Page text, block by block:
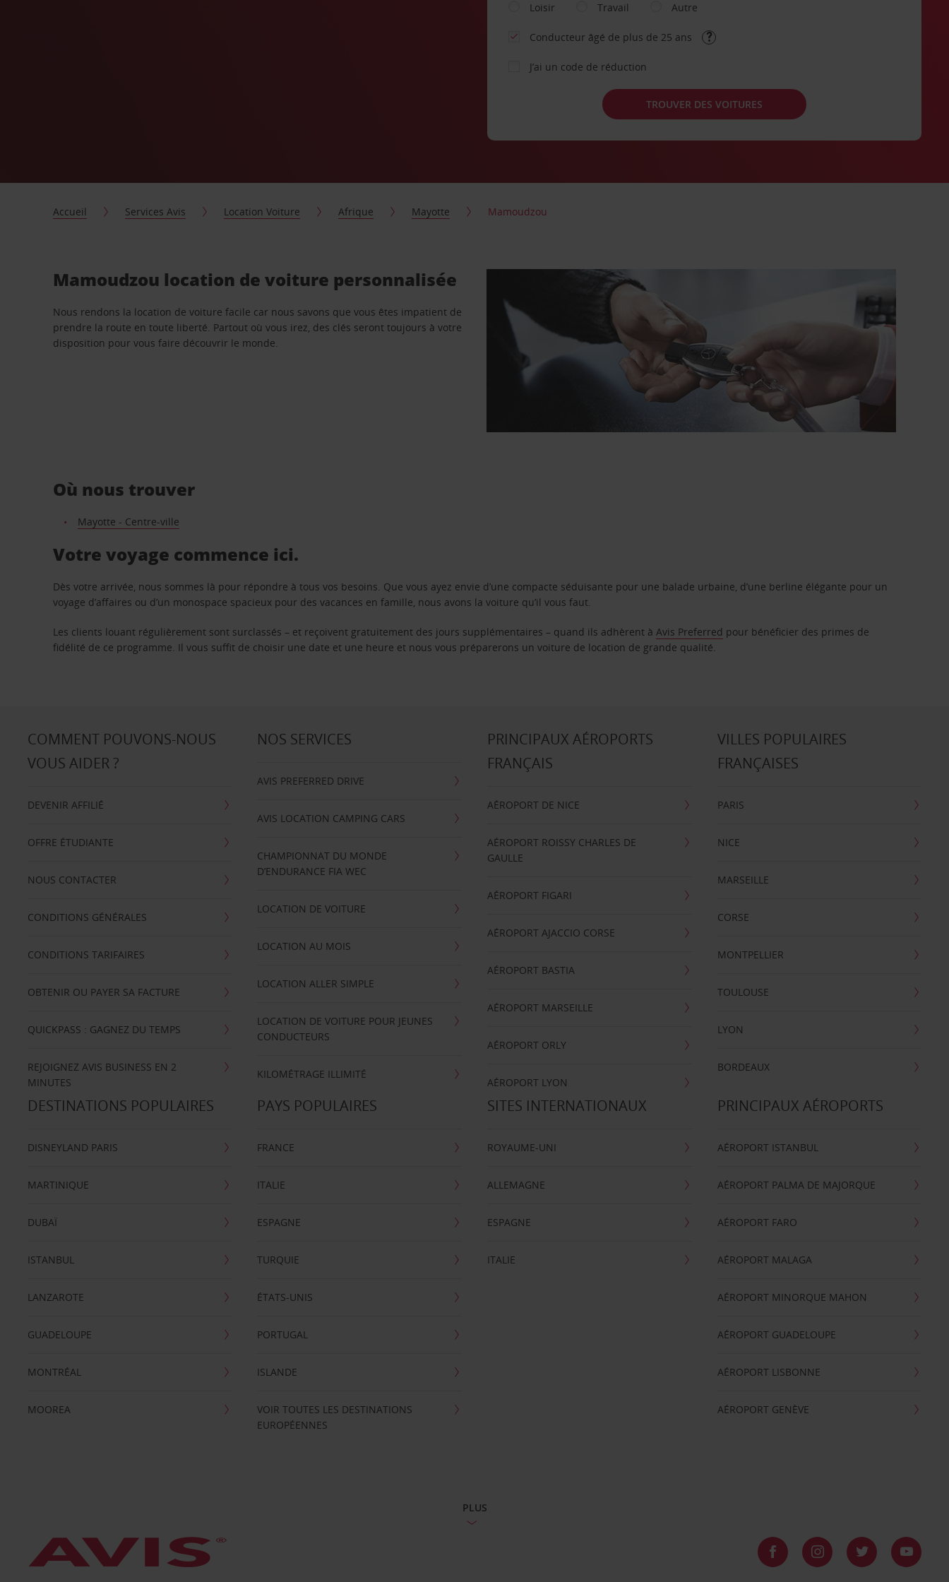
Loisir
Travail Autre
Conducteur âgé de plus de 25 ans
J’ai un code de réduction
TROUVER DES VOITURES
Accueil Services Avis Location Voiture Afrique Mayotte Mamoudzou
Mamoudzou location de voiture personnalisée
Nous rendons la location de voiture facile car nous savons que vous êtes impatient de
prendre la route en toute liberté. Partout où vous irez, des clés seront toujours à votre
disposition pour vous faire découvrir le monde.
Où nous trouver
Mayotte - Centre-ville
Votre voyage commence ici.
Dès votre arrivée, nous sommes là pour répondre à tous vos besoins. Que vous ayez envie d’une compacte séduisante pour une balade urbaine, d’une berline élégante pour un
voyage d’affaires ou d’un monospace spacieux pour des vacances en famille, nous avons la voiture qu’il vous faut.
Les clients louant régulièrement sont surclassés – et reçoivent gratuitement des jours supplémentaires – quand ils adhèrent àAvis Preferred pour bénéficier des primes de
fidélité de ce programme. Il vous suffit de choisir une date et une heure et nous vous préparerons un voiture de location de grande qualité.
COMMENT POUVONS-NOUS
VOUS AIDER ?
DEVENIR AFFILIÉ
OFFRE ÉTUDIANTE
NOUS CONTACTER
CONDITIONS GÉNÉRALES
CONDITIONS TARIFAIRES
OBTENIR OU PAYER SA FACTURE
QUICKPASS : GAGNEZ DU TEMPS
REJOIGNEZ AVIS BUSINESS EN 2
MINUTES
NOS SERVICES
AVIS PREFERRED DRIVE
AVIS LOCATION CAMPING CARS
CHAMPIONNAT DU MONDE
D’ENDURANCE FIA WEC
LOCATION DE VOITURE
LOCATION AU MOIS
LOCATION ALLER SIMPLE
LOCATION DE VOITURE POUR JEUNES
CONDUCTEURS
KILOMÉTRAGE ILLIMITÉ
PRINCIPAUX AÉROPORTS
FRANÇAIS
AÉROPORT DE NICE
AÉROPORT ROISSY CHARLES DE
GAULLE
AÉROPORT FIGARI
AÉROPORT AJACCIO CORSE
AÉROPORT BASTIA
AÉROPORT MARSEILLE
AÉROPORT ORLY
AÉROPORT LYON
VILLES POPULAIRES
FRANÇAISES
PARIS
NICE
MARSEILLE
CORSE
MONTPELLIER
TOULOUSE
LYON
BORDEAUX
DESTINATIONS POPULAIRES
DISNEYLAND PARIS
MARTINIQUE
DUBAÏ
ISTANBUL
LANZAROTE
GUADELOUPE
MONTRÉAL
MOOREA
PAYS POPULAIRES
FRANCE
ITALIE
ESPAGNE
TURQUIE
ÉTATS-UNIS
PORTUGAL
ISLANDE
VOIR TOUTES LES DESTINATIONS
EUROPÉENNES
SITES INTERNATIONAUX
ROYAUME-UNI
ALLEMAGNE
ESPAGNE
ITALIE
PRINCIPAUX AÉROPORTS
AÉROPORT ISTANBUL
AÉROPORT PALMA DE MAJORQUE
AÉROPORT FARO
AÉROPORT MALAGA
AÉROPORT MINORQUE MAHON
AÉROPORT GUADELOUPE
AÉROPORT LISBONNE
AÉROPORT GENÈVE
PLUS